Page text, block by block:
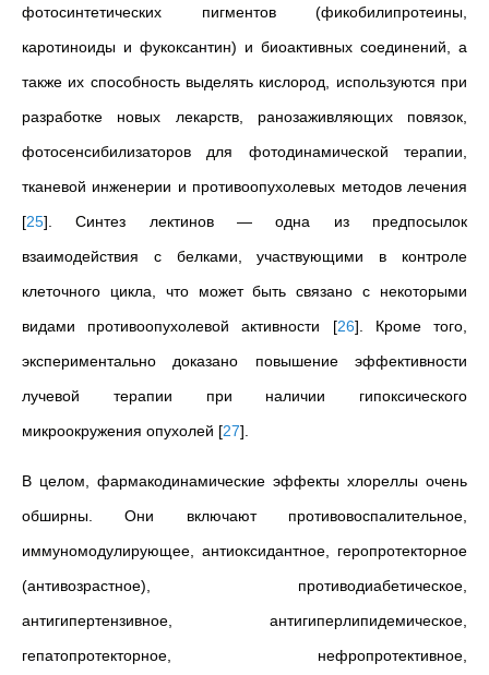
фотосинтетических пигментов (фикобилипротеины,
каротиноиды и фукоксантин) и биоактивных соединений, а
также их способность выделять кислород, используются при
разработке новых лекарств, ранозаживляющих повязок,
фотосенсибилизаторов для фотодинамической терапии,
тканевой инженерии и противоопухолевых методов лечения
[25] . Синтез лектинов — одна из предпосылок
взаимодействия с белками, участвующими в контроле
клеточного цикла, что может быть связано с некоторыми
видами противоопухолевой активности [26] . Кроме того,
экспериментально доказано повышение эффективности
лучевой терапии при наличии гипоксического
микроокружения опухолей [27]
В целом, фармакодинамические эффекты хлореллы очень
обширны. Они включают противовоспалительное,
иммуномодулирующее, антиоксидантное, геропротекторное
(антивозрастное), противодиабетическое,
антигипертензивное, антигиперлипидемическое,
гепатопротекторное, нефропротективное,